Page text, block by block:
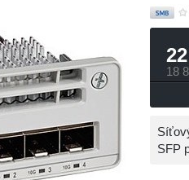
18
SFP